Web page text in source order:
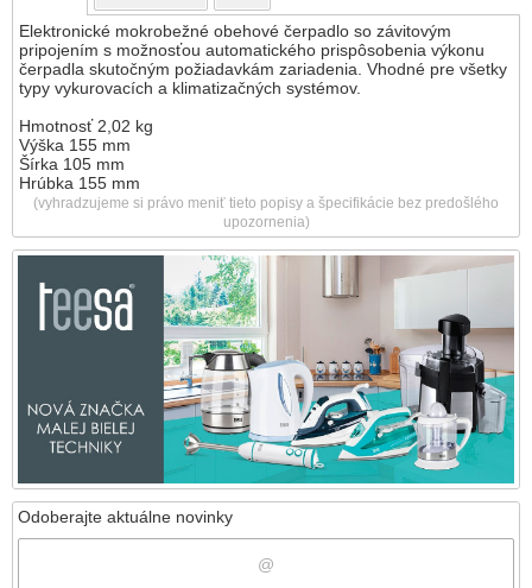
Odoberajte aktuálne novinky
Elektronické mokrobežné obehové čerpadlo so závitovým
pripojením s možnosťou automatického prispôsobenia výkonu
čerpadla skutočným požiadavkám zariadenia. Vhodné pre všetky
typy vykurovacích a klimatizačných systémov.
Hmotnosť 2,02 kg
Výška 155 mm
Šírka 105 mm
Hrúbka 155 mm
(vyhradzujeme si právo meniť tieto popisy a špecifikácie bez predošlého
upozornenia)